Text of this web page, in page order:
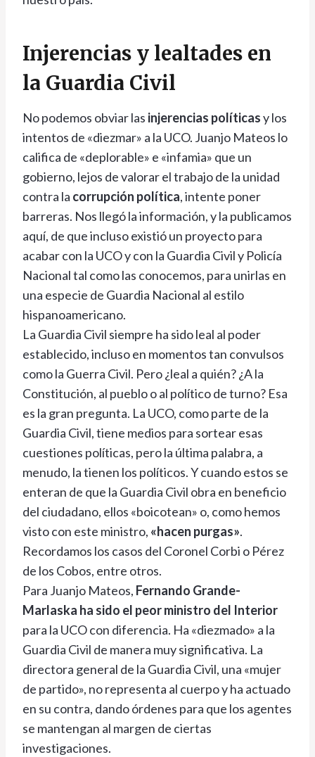
Injerencias y lealtades en
la Guardia Civil
No podemos obviar las injerencias políticasy los
intentos de «diezmar» a la UCO. Juanjo Mateos lo
califica de «deplorable» e «infamia» que un
gobierno, lejos de valorar el trabajo de la unidad
contra la corrupción política, intente poner
barreras. Nos llegó la información, y la publicamos
aquí, de que incluso existió un proyecto para
acabar con la UCO y con la Guardia Civil y Policía
Nacional tal como las conocemos, para unirlas en
una especie de Guardia Nacional al estilo
hispanoamericano.
La Guardia Civil siempre ha sido leal al poder
establecido, incluso en momentos tan convulsos
como la Guerra Civil. Pero ¿leal a quién? ¿A la
Constitución, al pueblo o al político de turno? Esa
es la gran pregunta. La UCO, como parte de la
Guardia Civil, tiene medios para sortear esas
cuestiones políticas, pero la última palabra, a
menudo, la tienen los políticos. Y cuando estos se
enteran de que la Guardia Civil obra en beneficio
del ciudadano, ellos «boicotean» o, como hemos
visto con este ministro, «hacen purgas».
Recordamos los casos del Coronel Corbi o Pérez
de los Cobos, entre otros.
Para Juanjo Mateos, Fernando Grande-
Marlaska ha sido el peor ministro del Interior
para la UCO con diferencia. Ha «diezmado» a la
Guardia Civil de manera muy significativa. La
directora general de la Guardia Civil, una «mujer
de partido», no representa al cuerpo y ha actuado
en su contra, dando órdenes para que los agentes
se mantengan al margen de ciertas
investigaciones.